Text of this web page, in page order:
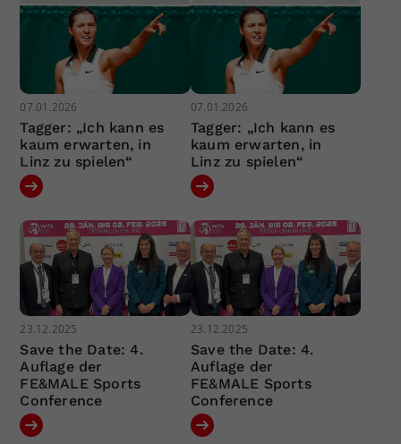
07.01.2026
Tagger: „Ich kann es
kaum erwarten, in
Linz zu spielen“
07.01.2026
Tagger: „Ich kann es
kaum erwarten, in
Linz zu spielen“
23.12.2025
Save the Date: 4.
Auflage der
FE&MALE Sports
Conference
23.12.2025
Save the Date: 4.
Auflage der
FE&MALE Sports
Conference